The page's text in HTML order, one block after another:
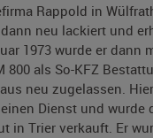
Rappold in
neu lackiert und
1973 wurde er dann
800 als So-KFZ
neu zugelassen.
Dienst und wurde
in Trier verkauft. Er